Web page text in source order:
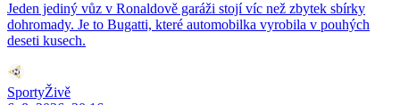
Jeden jediný vůz v Ronaldově garáži stojí víc než zbytek sbírky
dohromady. Je to Bugatti, které automobilka vyrobila v pouhých
deseti kusech.
SportyŽivě